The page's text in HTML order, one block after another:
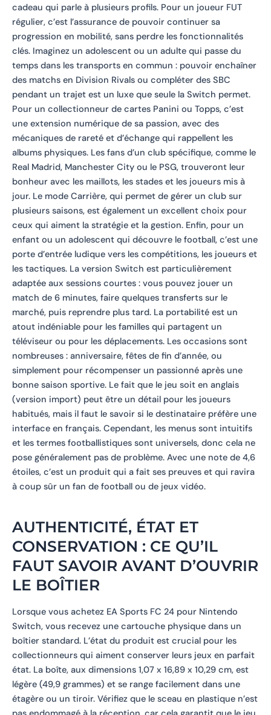
cadeau qui parle à plusieurs profils. Pour un joueur FUT
régulier, c’est l’assurance de pouvoir continuer sa
progression en mobilité, sans perdre les fonctionnalités
clés. Imaginez un adolescent ou un adulte qui passe du
temps dans les transports en commun : pouvoir enchaîner
des matchs en Division Rivals ou compléter des SBC
pendant un trajet est un luxe que seule la Switch permet.
Pour un collectionneur de cartes Panini ou Topps, c’est
une extension numérique de sa passion, avec des
mécaniques de rareté et d’échange qui rappellent les
albums physiques. Les fans d’un club spécifique, comme le
Real Madrid, Manchester City ou le PSG, trouveront leur
bonheur avec les maillots, les stades et les joueurs mis à
jour. Le mode Carrière, qui permet de gérer un club sur
plusieurs saisons, est également un excellent choix pour
ceux qui aiment la stratégie et la gestion. Enfin, pour un
enfant ou un adolescent qui découvre le football, c’est une
porte d’entrée ludique vers les compétitions, les joueurs et
les tactiques. La version Switch est particulièrement
adaptée aux sessions courtes : vous pouvez jouer un
match de 6 minutes, faire quelques transferts sur le
marché, puis reprendre plus tard. La portabilité est un
atout indéniable pour les familles qui partagent un
téléviseur ou pour les déplacements. Les occasions sont
nombreuses : anniversaire, fêtes de fin d’année, ou
simplement pour récompenser un passionné après une
bonne saison sportive. Le fait que le jeu soit en anglais
(version import) peut être un détail pour les joueurs
habitués, mais il faut le savoir si le destinataire préfère une
interface en français. Cependant, les menus sont intuitifs
et les termes footballistiques sont universels, donc cela ne
pose généralement pas de problème. Avec une note de 4,6
étoiles, c’est un produit qui a fait ses preuves et qui ravira
à coup sûr un fan de football ou de jeux vidéo.
AUTHENTICITÉ, ÉTAT ET
CONSERVATION : CE QU’IL
FAUT SAVOIR AVANT D’OUVRIR
LE BOÎTIER
Lorsque vous achetez EA Sports FC 24 pour Nintendo
Switch, vous recevez une cartouche physique dans un
boîtier standard. L’état du produit est crucial pour les
collectionneurs qui aiment conserver leurs jeux en parfait
état. La boîte, aux dimensions 1,07 x 16,89 x 10,29 cm, est
légère (49,9 grammes) et se range facilement dans une
étagère ou un tiroir. Vérifiez que le sceau en plastique n’est